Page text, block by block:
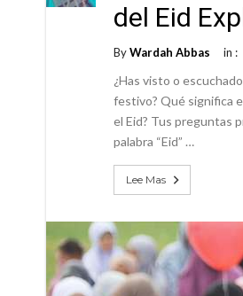
del Eid
ByWardah Abbas in :
¿Has visto o
festivo? Qué significa
el Eid? Tus preguntas
palabra “Eid” …
Lee Mas